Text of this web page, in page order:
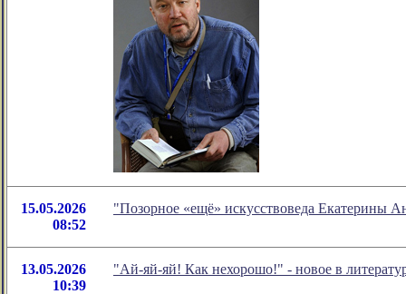
15.05.2026
08:52
"Позорное «ещё» искусствоведа Екатерины
13.05.2026
10:39
"Ай-яй-яй! Как нехорошо!" - новое в